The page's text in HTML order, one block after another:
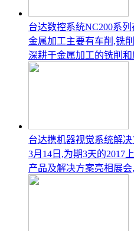
台达数控系统NC200系
金属加工主要有车削,铣
深耕于金属加工的铣削和
台达携机器视觉系统解
3月14日,为期3天的2017
产品及解决方案亮相展会